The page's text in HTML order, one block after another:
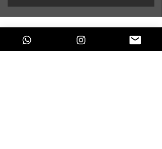
Horario y ubicación
07 de dic de 2020, 8:00 p. m. – 08 de dic